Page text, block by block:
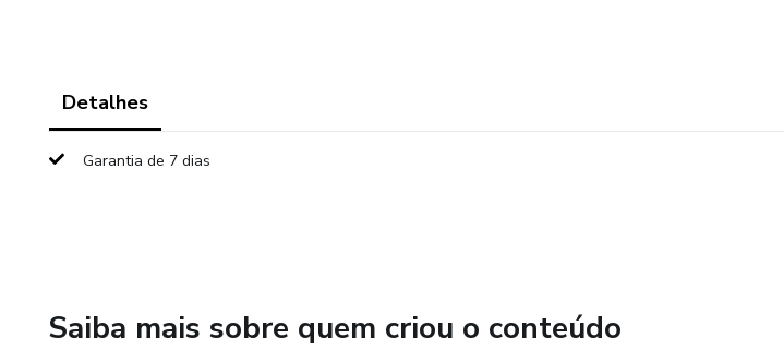
Detalhes
Garantia de 7 dias
Saiba mais sobre quem criou o conteúdo